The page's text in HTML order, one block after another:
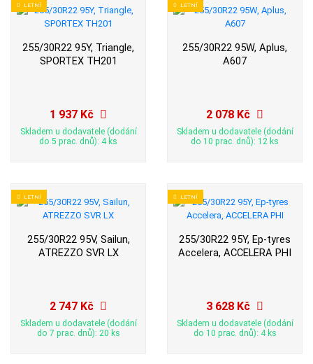
LETNÍ
255/30R22 95Y, Triangle,
SPORTEX TH201
1 937 Kč
Skladem u dodavatele (dodání
do 5 prac. dnů): 4 ks
LETNÍ
255/30R22 95W, Aplus,
A607
2 078 Kč
Skladem u dodavatele (dodání
do 10 prac. dnů): 12 ks
LETNÍ
255/30R22 95V, Sailun,
ATREZZO SVR LX
2 747 Kč
Skladem u dodavatele (dodání
do 7 prac. dnů): 20 ks
LETNÍ
255/30R22 95Y, Ep-tyres
Accelera, ACCELERA PHI
3 628 Kč
Skladem u dodavatele (dodání
do 10 prac. dnů): 4 ks